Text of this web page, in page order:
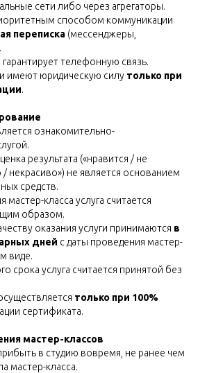
сети либо через агрегаторы.
способом коммуникации
переписка (мессенджеры,
телефонную связь.
имеют юридическую силу только при
.
ознакомительно-
результата («нравится / не
/ некрасиво») не является основанием
средств.
мастер-класса услуга считается
образом.
оказания услуги принимаются в
дней с даты проведения мастер-
виде.
срока услуга считается принятой без
только при 100%
сертификата.
мастер-классов
в студию вовремя, не ранее чем
мастер-класса.